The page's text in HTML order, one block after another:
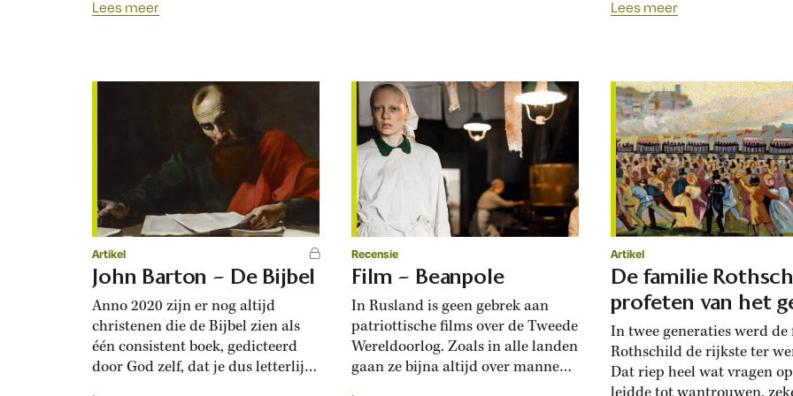
verdachten het goedlachse meisje
een verrassing dat het moderne
Londen het decor kon zijn van
zoiets oneigentijds...
Lees meer
NSB. Toen Samuel ten Bokkel
Huinink eind 1919 een...
confrontatie met nazi-
het lijden in de Eerste
Wereldoorlog (‘Dit nooit
was nog te vers. Niet in de
plaats in Engeland, waar...
Lees meer
Artikel
John Barton – De Bijbel
Anno 2020 zijn er nog altijd
christenen die de Bijbel zien als
één consistent boek, gedicteerd
door God zelf, dat je dus letterlijk
Recensie
Film – Beanpole
In Rusland is geen gebrek aan
patriottische films over de Tweede
Wereldoorlog. Zoals in alle landen
gaan ze bijna altijd over mannen.
Artikel
De familie
profeten van het
In twee generaties werd
Rothschild de rijkste ter
Dat riep heel wat vragen